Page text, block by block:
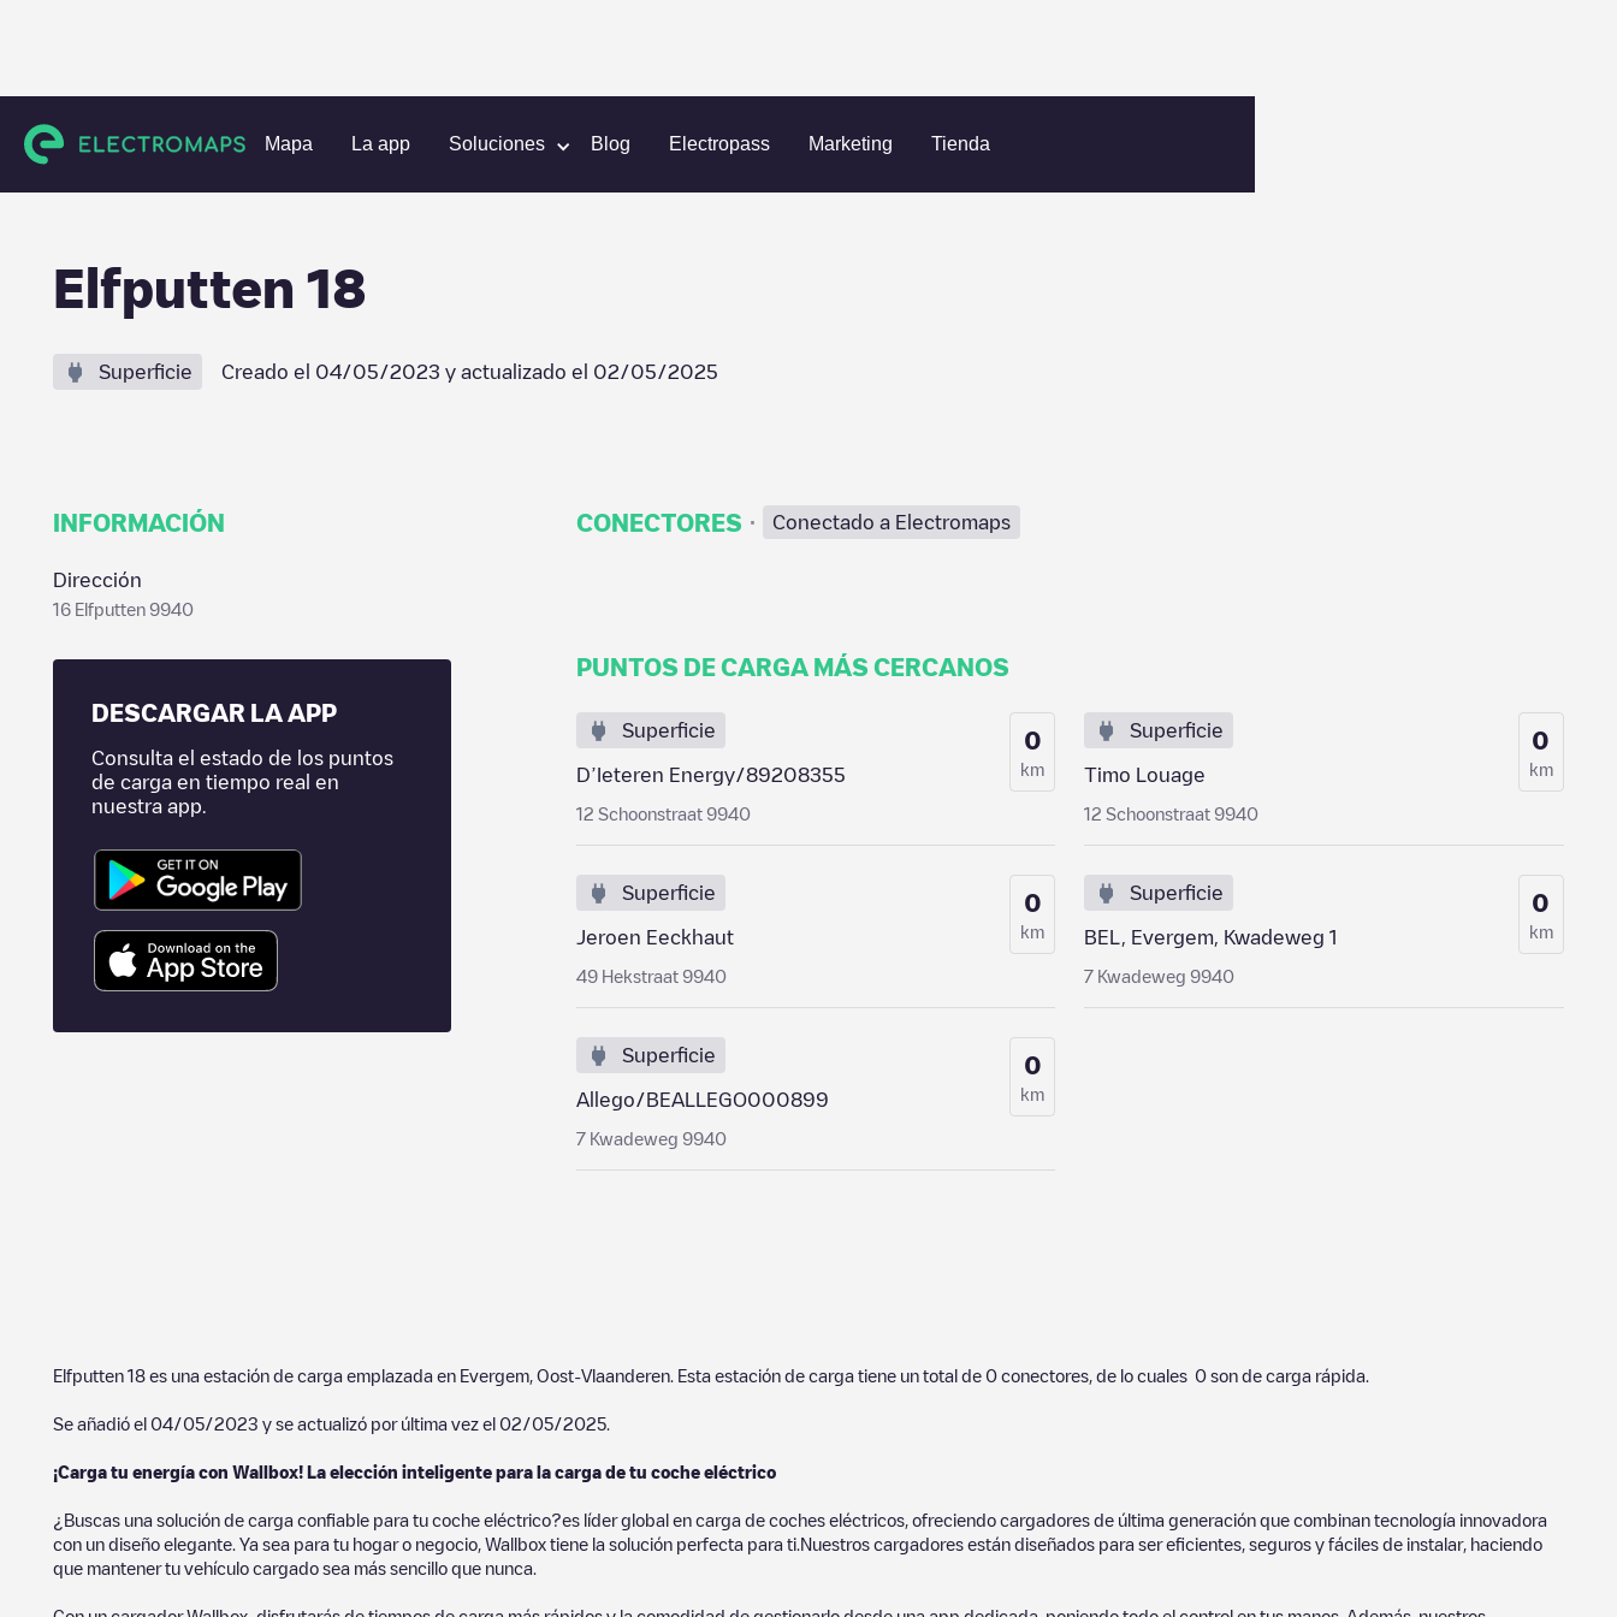
Mapa La app Soluciones Blog Electropass Marketing Tienda
Estaciones de carga Bélgica Oost-Vlaanderen Evergem Elfputten 18
Elfputten 18
Superficie Creado el 04/05/2023 y actualizado el 02/05/2025
INFORMACIÓN
Dirección
16 Elfputten 9940
DESCARGAR LA APP
Consulta el estado de los puntos
de carga en tiempo real en
nuestra app.
CONECTORES · Conectado a Electromaps
PUNTOS DE CARGA MÁS CERCANOS
Superficie
D’Ieteren Energy/89208355
12 Schoonstraat 9940
0
km
Superficie
Timo Louage
12 Schoonstraat 9940
0
km
Superficie
Jeroen Eeckhaut
49 Hekstraat 9940
0
km
Superficie
BEL, Evergem, Kwadeweg 1
7 Kwadeweg 9940
0
km
Superficie
Allego/BEALLEGO000899
7 Kwadeweg 9940
0
km
Elfputten 18 es una estación de carga emplazada en Evergem Oost-Vlaanderen . Esta estación de carga tiene un total de 0 conectores, de lo cuales 0 son de carga rápida.
Se añadió el 04/05/2023 y se actualizó por última vez el 02/05/2025
¡Carga tu energía con Wallbox! La elección inteligente para la carga de tu coche eléctrico
¿Buscas una solución de carga confiable para tu coche eléctrico?es líder global en carga de coches eléctricos, ofreciendo cargadores de última generación que combinan tecnología innovadora
con un diseño elegante. Ya sea para tu hogar o negocio, Wallbox tiene la solución perfecta para ti.Nuestros cargadores están diseñados para ser eficientes, seguros y fáciles de instalar, haciendo
que mantener tu vehículo cargado sea más sencillo que nunca.